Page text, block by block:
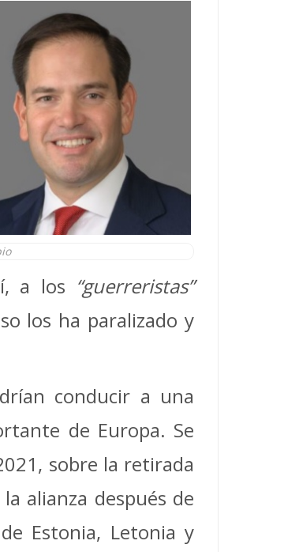
a los “guerreristas”
los ha paralizado y
conducir a una
de Europa. Se
sobre la retirada
alianza después de
Estonia, Letonia y